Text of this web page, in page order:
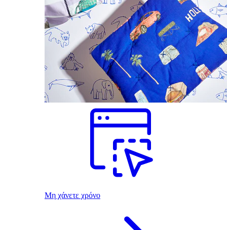
Μη χάνετε χρόνο